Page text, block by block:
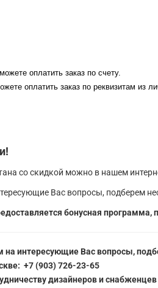
оплатить заказ по счету.
оплатить заказ по реквизитам из
со скидкой можно в нашем
Вас вопросы, подберем
бонусная программа,
на интересующие Вас вопросы,
+7 (903) 726-23-65
дизайнеров и